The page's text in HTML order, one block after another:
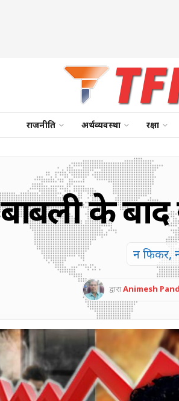
राजनीति अर्थव्यवस्था रक्षा
बाहुबली के
न फिकर,
द्वाराAnimesh